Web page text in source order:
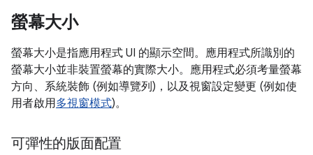
螢幕大小
螢幕大小是指應用程式 UI 的顯示空間。應用程式所識別的
螢幕大小並非裝置螢幕的實際大小。應用程式必須考量螢幕
方向、系統裝飾 (例如導覽列)，以及視窗設定變更 (例如使
用者啟用多視窗模式)。
可彈性的版面配置